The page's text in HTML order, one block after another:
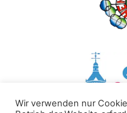
Wir verwenden nur